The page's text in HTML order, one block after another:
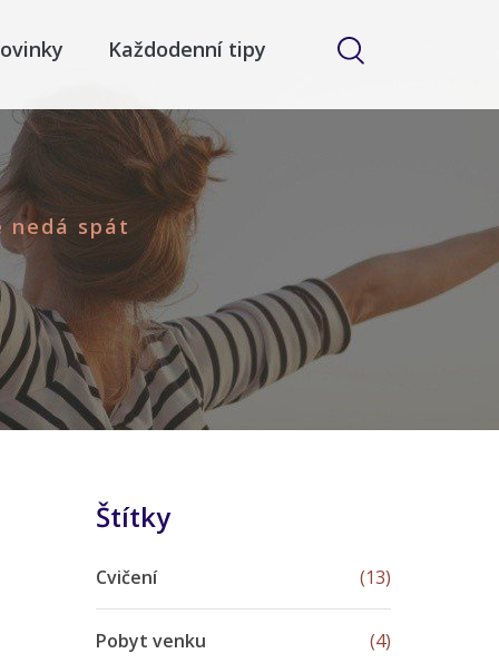
Každodenní tipy
nedá spát
Štítky
Cvičení (13)
Pobyt venku (4)